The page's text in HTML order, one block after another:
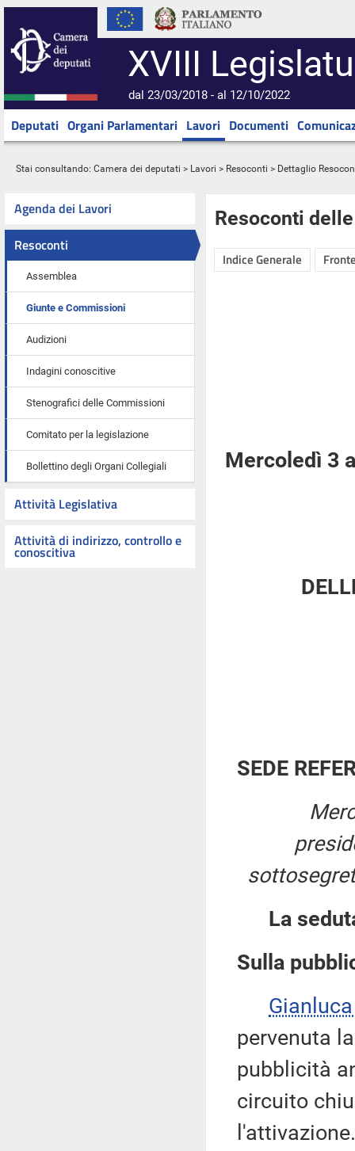
XVIII
dal 23/03/2018 - al 12/10/2022
Deputati Organi Parlamentari Lavori Documenti
Stai consultando: Camera dei deputati > Lavori > Resoconti > Dettaglio
Agenda dei Lavori
Resoconti
Assemblea
Giunte e Commissioni
Audizioni
Indagini conoscitive
Stenografici delle Commissioni
Comitato per la legislazione
Bollettino degli Organi Collegiali
Attività Legislativa
Attività di indirizzo, controllo e
conoscitiva
Resoconti
Indice Generale
Mercoledì 3
SEDE
La
Sulla
pervenuta
pubblicità
circuito
l'attivazione.